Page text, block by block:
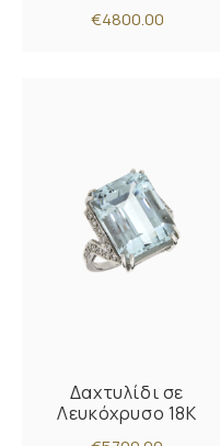
€4800.00
Δαχτυλίδι σε
Λευκόχρυσο 18K